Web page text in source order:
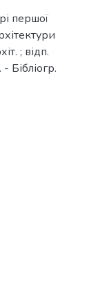
першої
; відп.